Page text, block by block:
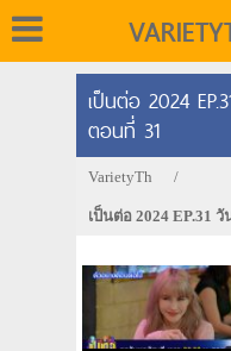
เป็นต่อ 2024
ตอนที่ 31
VarietyTh /
เป็นต่อ 2024 EP.31